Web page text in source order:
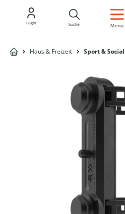
Login Suche Menü
Haus & Freizeit Sport & Social